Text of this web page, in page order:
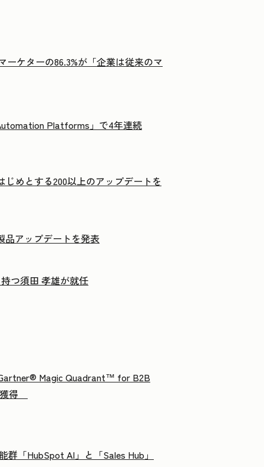
ーケターの86.3%が「企業は従来のマ
Platforms」で4年連続
めとする200以上のアップデートを
品アップデートを発表
つ須田 孝雄が就任
Magic Quadrant™ for B2B
得
「HubSpot AI」と「Sales Hub」